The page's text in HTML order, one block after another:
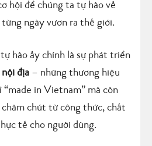
hội để chúng ta tự hào về
ngày vươn ra thế giới.
hào ấy chính là sự phát triển
địa – những thương hiệu
in Vietnam” mà còn
chăm chút từ công thức, chất
tế cho người dùng.